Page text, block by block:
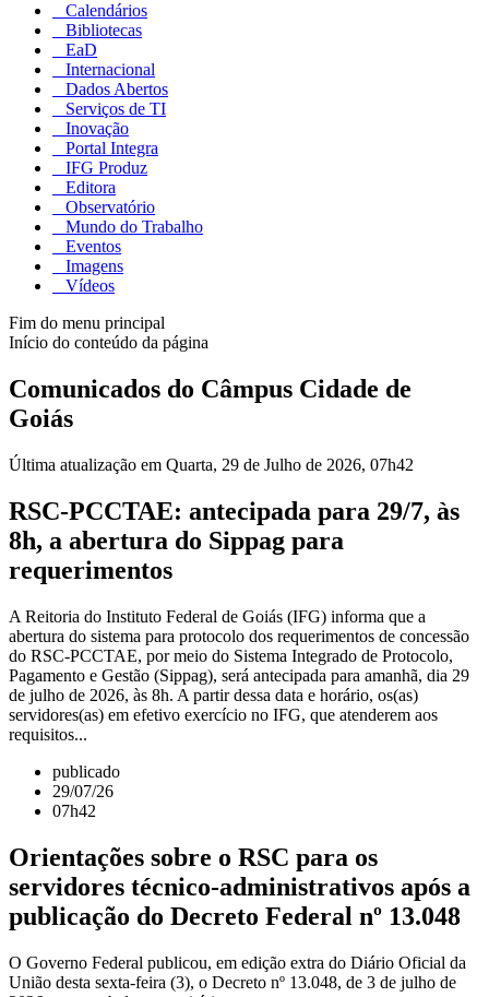
Calendários
Bibliotecas
EaD
Internacional
Dados Abertos
Serviços de TI
Inovação
Portal Integra
IFG Produz
Editora
Observatório
Mundo do Trabalho
Eventos
Imagens
Vídeos
Fim do menu principal
Início do conteúdo da página
Comunicados do Câmpus Cidade de
Goiás
Última atualização em Quarta, 29 de Julho de 2026, 07h42
RSC-PCCTAE: antecipada para 29/7, às
8h, a abertura do Sippag para
requerimentos
A Reitoria do Instituto Federal de Goiás (IFG) informa que a
abertura do sistema para protocolo dos requerimentos de concessão
do RSC-PCCTAE, por meio do Sistema Integrado de Protocolo,
Pagamento e Gestão (Sippag), será antecipada para amanhã, dia 29
de julho de 2026, às 8h. A partir dessa data e horário, os(as)
servidores(as) em efetivo exercício no IFG, que atenderem aos
requisitos...
publicado
29/07/26
07h42
Orientações sobre o RSC para os
servidores técnico-administrativos após a
publicação do Decreto Federal nº 13.048
O Governo Federal publicou, em edição extra do Diário Oficial da
União desta sexta-feira (3), o Decreto nº 13.048, de 3 de julho de